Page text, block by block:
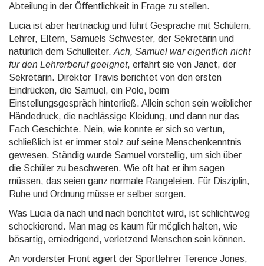
Abteilung in der Öffentlichkeit in Frage zu stellen.
Lucia ist aber hartnäckig und führt Gespräche mit Schülern,
Lehrer, Eltern, Samuels Schwester, der Sekretärin und
natürlich dem Schulleiter. Ach, Samuel war eigentlich nicht
für den Lehrerberuf geeignet, erfährt sie von Janet, der
Sekretärin. Direktor Travis berichtet von den ersten
Eindrücken, die Samuel, ein Pole, beim
Einstellungsgespräch hinterließ. Allein schon sein weiblicher
Händedruck, die nachlässige Kleidung, und dann nur das
Fach Geschichte. Nein, wie konnte er sich so vertun,
schließlich ist er immer stolz auf seine Menschenkenntnis
gewesen. Ständig wurde Samuel vorstellig, um sich über
die Schüler zu beschweren. Wie oft hat er ihm sagen
müssen, das seien ganz normale Rangeleien. Für Disziplin,
Ruhe und Ordnung müsse er selber sorgen.
Was Lucia da nach und nach berichtet wird, ist schlichtweg
schockierend. Man mag es kaum für möglich halten, wie
bösartig, erniedrigend, verletzend Menschen sein können.
An vorderster Front agiert der Sportlehrer Terence Jones,